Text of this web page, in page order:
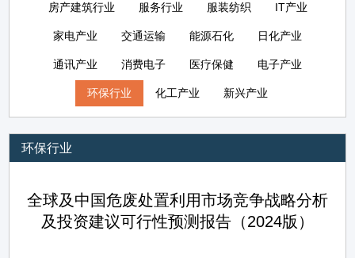
房产建筑行业 服务行业 服装纺织 IT产业
家电产业 交通运输 能源石化 日化产业
通讯产业 消费电子 医疗保健 电子产业
环保行业 化工产业 新兴产业
环保行业
全球及中国危废处置利用市场竞争战略分析
及投资建议可行性预测报告（2024版）